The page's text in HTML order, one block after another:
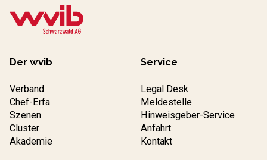
Der wvib
Verband
Chef-Erfa
Szenen
Cluster
Akademie
Service
Legal Desk
Meldestelle
Hinweisgeber-Service
Anfahrt
Kontakt